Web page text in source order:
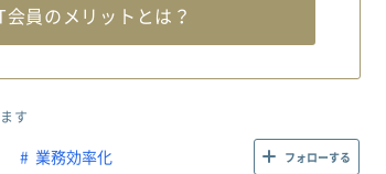
会員のメリットとは？
す
業務効率化 フォローする